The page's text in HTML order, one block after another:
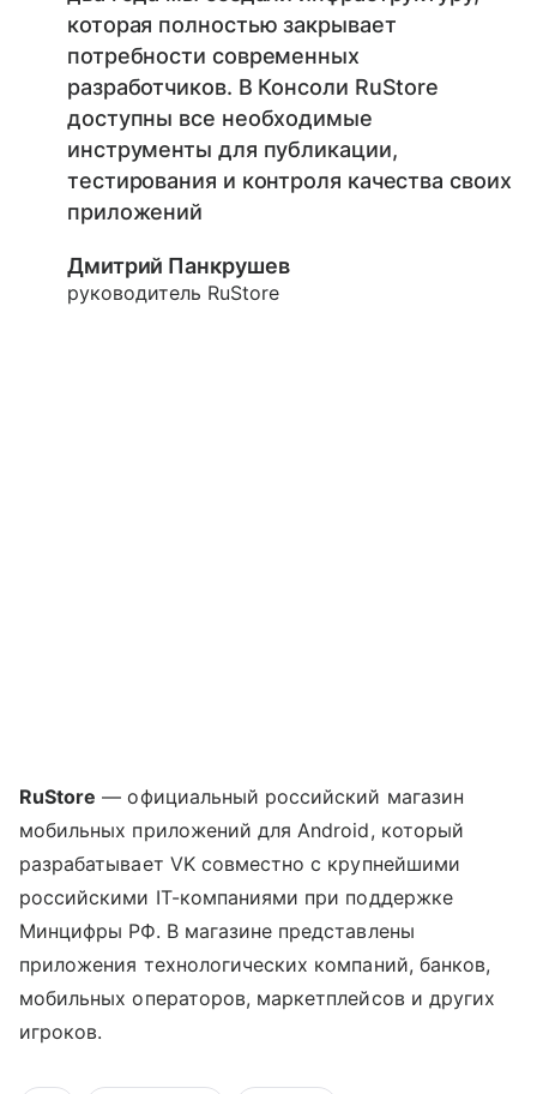
которая полностью закрывает
потребности современных
разработчиков. В Консоли RuStore
доступны все необходимые
инструменты для публикации,
тестирования и контроля качества своих
приложений
Дмитрий Панкрушев
руководитель RuStore
RuStore — официальный российский магазин
мобильных приложений для Android, который
разрабатывает VK совместно с крупнейшими
российскими IT-компаниями при поддержке
Минцифры РФ. В магазине представлены
приложения технологических компаний, банков,
мобильных операторов, маркетплейсов и других
игроков.